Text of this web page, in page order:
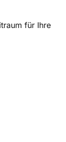
für Ihre